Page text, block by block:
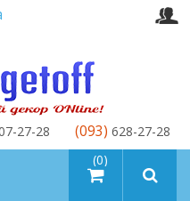
товаров (0)
27-28 (093) 628-27-28